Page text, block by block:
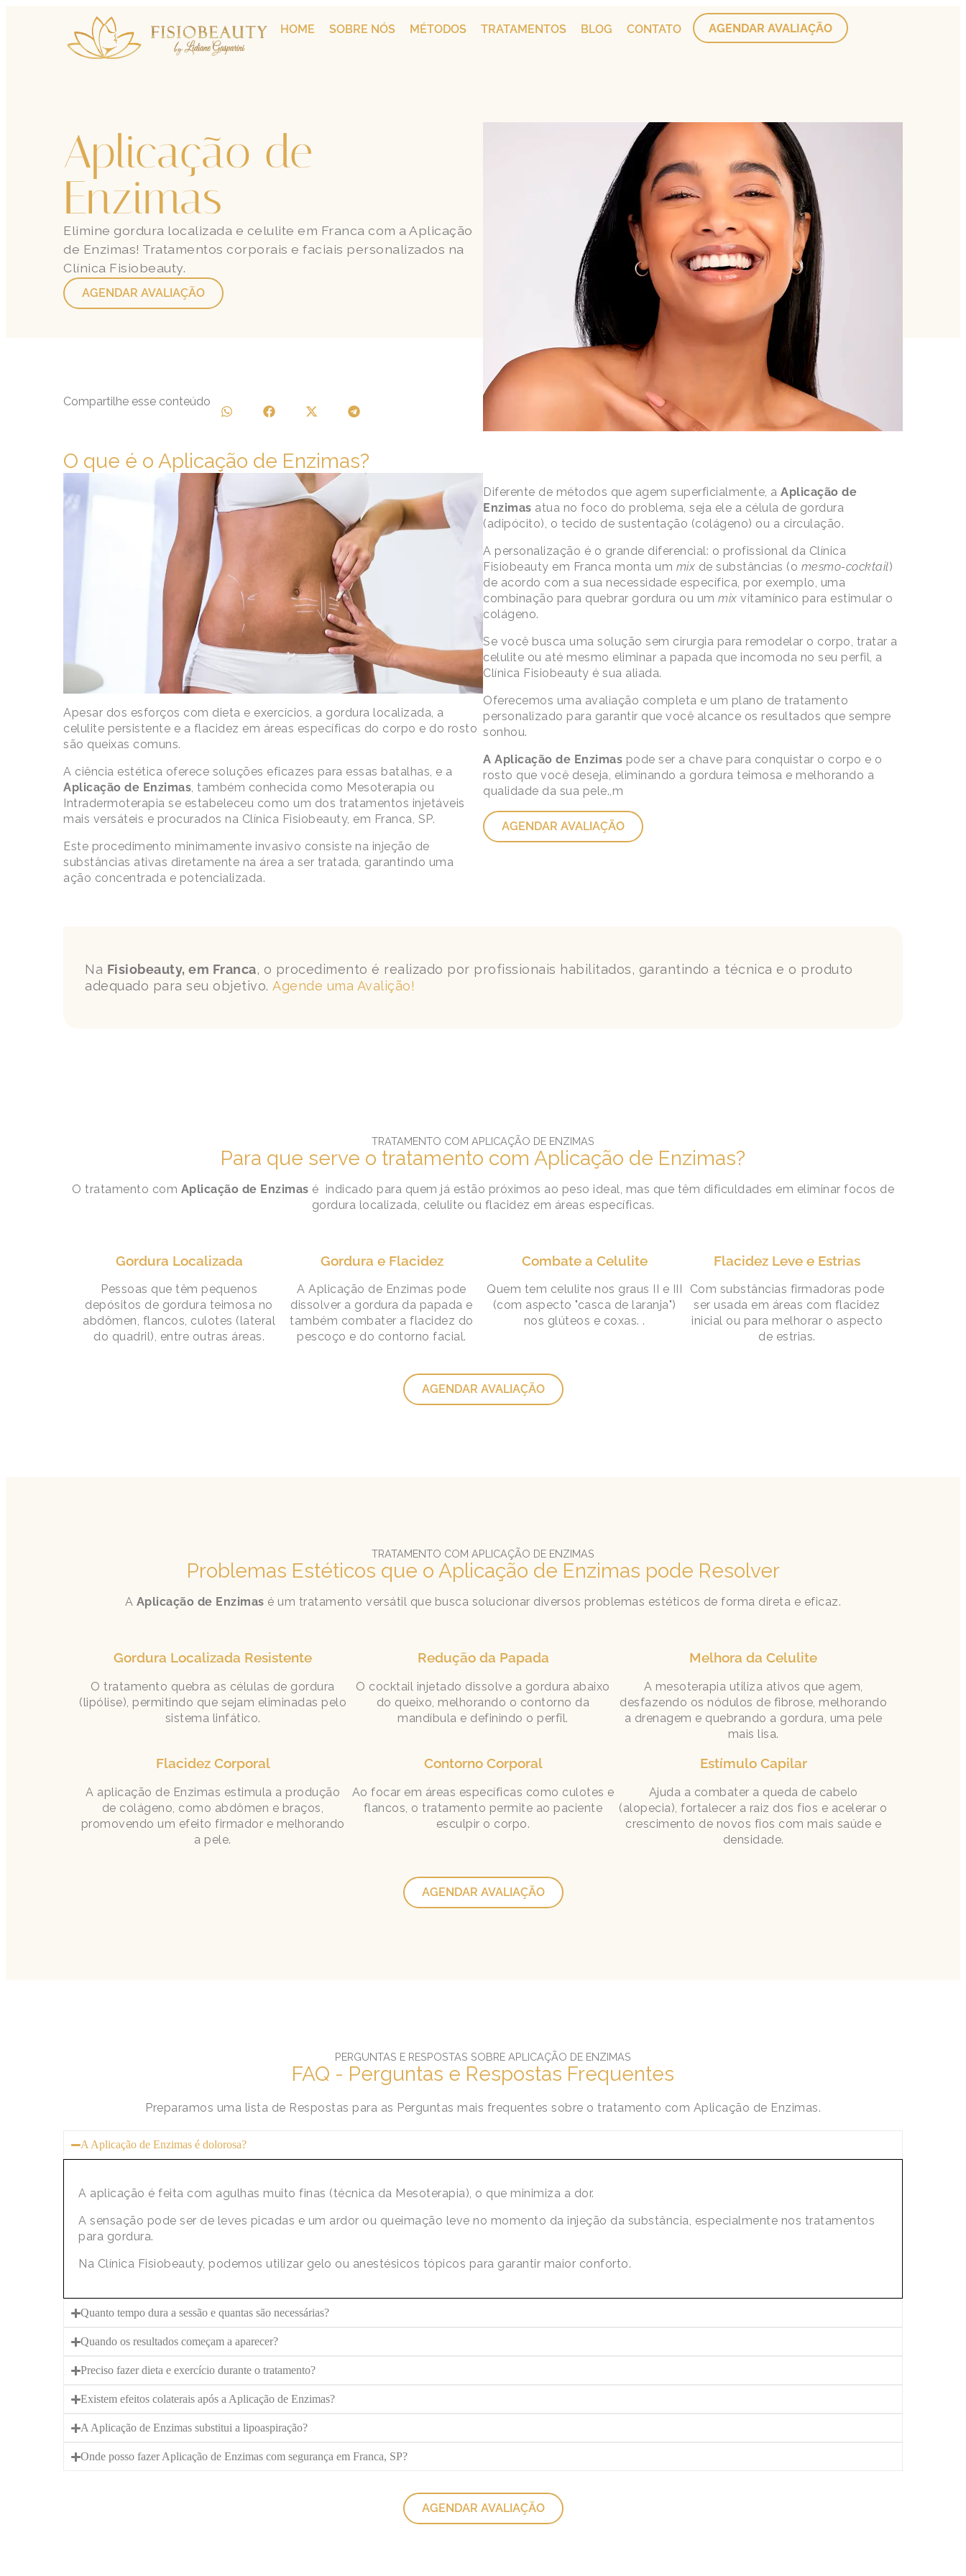
HOME SOBRE NÓS MÉTODOS TRATAMENTOS BLOG CONTATO AGENDAR AVALIAÇÃO
Aplicação de
Enzimas
Elimine gordura localizada e celulite em Franca com a Aplicação
de Enzimas! Tratamentos corporais e faciais personalizados na
Clínica Fisiobeauty.
AGENDAR AVALIAÇÃO
Compartilhe esse conteúdo
O que é o Aplicação de Enzimas?
Apesar dos esforços com dieta e exercícios, a gordura localizada, a
celulite persistente e a flacidez em áreas específicas do corpo e do rosto
são queixas comuns.
A ciência estética oferece soluções eficazes para essas batalhas, e a
Aplicação de Enzimas, também conhecida como Mesoterapia ou
Intradermoterapia se estabeleceu como um dos tratamentos injetáveis
mais versáteis e procurados na Clínica Fisiobeauty, em Franca, SP.
Este procedimento minimamente invasivo consiste na injeção de
substâncias ativas diretamente na área a ser tratada, garantindo uma
ação concentrada e potencializada.
Diferente de métodos que agem superficialmente, a Aplicação de
Enzimas atua no foco do problema, seja ele a célula de gordura
(adipócito), o tecido de sustentação (colágeno) ou a circulação.
A personalização é o grande diferencial: o profissional da Clínica
Fisiobeauty em Franca monta um mix de substâncias (o mesmo-cocktail)
de acordo com a sua necessidade específica, por exemplo, uma
combinação para quebrar gordura ou um mix vitamínico para estimular o
colágeno.
Se você busca uma solução sem cirurgia para remodelar o corpo, tratar a
celulite ou até mesmo eliminar a papada que incomoda no seu perfil, a
Clínica Fisiobeauty é sua aliada.
Oferecemos uma avaliação completa e um plano de tratamento
personalizado para garantir que você alcance os resultados que sempre
sonhou.
A Aplicação de Enzimas pode ser a chave para conquistar o corpo e o
rosto que você deseja, eliminando a gordura teimosa e melhorando a
qualidade da sua pele.,m
AGENDAR AVALIAÇÃO
Na Fisiobeauty, em Franca, o procedimento é realizado por profissionais habilitados, garantindo a técnica e o produto
adequado para seu objetivo. Agende uma Avalição!
TRATAMENTO COM APLICAÇÃO DE ENZIMAS
Para que serve o tratamento com Aplicação de Enzimas?
O tratamento com Aplicação de Enzimas é indicado para quem já estão próximos ao peso ideal, mas que têm dificuldades em eliminar focos de
gordura localizada, celulite ou flacidez em áreas específicas.
Gordura Localizada
Pessoas que têm pequenos
depósitos de gordura teimosa no
abdômen, flancos, culotes (lateral
do quadril), entre outras áreas.
Gordura e Flacidez
A Aplicação de Enzimas pode
dissolver a gordura da papada e
também combater a flacidez do
pescoço e do contorno facial.
Combate a Celulite
Quem tem celulite nos graus II e III
(com aspecto "casca de laranja")
nos glúteos e coxas. .
Flacidez Leve e Estrias
Com substâncias firmadoras pode
ser usada em áreas com flacidez
inicial ou para melhorar o aspecto
de estrias.
AGENDAR AVALIAÇÃO
TRATAMENTO COM APLICAÇÃO DE ENZIMAS
Problemas Estéticos que o Aplicação de Enzimas pode Resolver
A Aplicação de Enzimas é um tratamento versátil que busca solucionar diversos problemas estéticos de forma direta e eficaz.
Gordura Localizada Resistente
O tratamento quebra as células de gordura
(lipólise), permitindo que sejam eliminadas pelo
sistema linfático.
Redução da Papada
O cocktail injetado dissolve a gordura abaixo
do queixo, melhorando o contorno da
mandíbula e definindo o perfil.
Melhora da Celulite
A mesoterapia utiliza ativos que agem,
desfazendo os nódulos de fibrose, melhorando
a drenagem e quebrando a gordura, uma pele
mais lisa.
Flacidez Corporal
A aplicação de Enzimas estimula a produção
de colágeno, como abdômen e braços,
promovendo um efeito firmador e melhorando
a pele.
Contorno Corporal
Ao focar em áreas específicas como culotes e
flancos, o tratamento permite ao paciente
esculpir o corpo.
Estímulo Capilar
Ajuda a combater a queda de cabelo
(alopecia), fortalecer a raiz dos fios e acelerar o
crescimento de novos fios com mais saúde e
densidade.
AGENDAR AVALIAÇÃO
PERGUNTAS E RESPOSTAS SOBRE ​APLICAÇÃO DE ENZIMAS
FAQ - Perguntas e Respostas Frequentes
Preparamos uma lista de Respostas para as Perguntas mais frequentes sobre o tratamento com Aplicação de Enzimas.
A Aplicação de Enzimas é dolorosa?
A aplicação é feita com agulhas muito finas (técnica da Mesoterapia), o que minimiza a dor.
A sensação pode ser de leves picadas e um ardor ou queimação leve no momento da injeção da substância, especialmente nos tratamentos
para gordura.
Na Clínica Fisiobeauty, podemos utilizar gelo ou anestésicos tópicos para garantir maior conforto.
Quanto tempo dura a sessão e quantas são necessárias?
Quando os resultados começam a aparecer?
Preciso fazer dieta e exercício durante o tratamento?
Existem efeitos colaterais após a Aplicação de Enzimas?
A Aplicação de Enzimas substitui a lipoaspiração?
Onde posso fazer Aplicação de Enzimas com segurança em Franca, SP?
AGENDAR AVALIAÇÃO